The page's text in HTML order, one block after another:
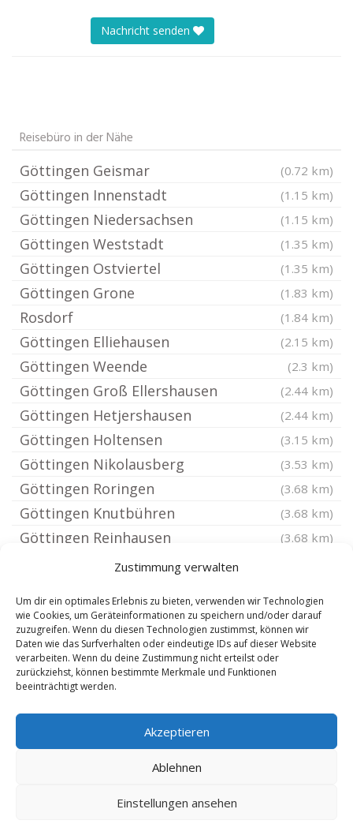
Zustimmung verwalten
Um dir ein optimales Erlebnis zu bieten, verwenden wir Technologien
wie Cookies, um Geräteinformationen zu speichern und/oder darauf
zuzugreifen. Wenn du diesen Technologien zustimmst, können wir
Daten wie das Surfverhalten oder eindeutige IDs auf dieser Website
verarbeiten. Wenn du deine Zustimmung nicht erteilst oder
zurückziehst, können bestimmte Merkmale und Funktionen
beeinträchtigt werden.
Akzeptieren
Ablehnen
Einstellungen ansehen
Nachricht senden
Reisebüro in der Nähe
Göttingen Geismar (0.72 km)
Göttingen Innenstadt (1.15 km)
Göttingen Niedersachsen (1.15 km)
Göttingen Weststadt (1.35 km)
Göttingen Ostviertel (1.35 km)
Göttingen Grone (1.83 km)
Rosdorf (1.84 km)
Göttingen Elliehausen (2.15 km)
Göttingen Weende (2.3 km)
Göttingen Groß Ellershausen (2.44 km)
Göttingen Hetjershausen (2.44 km)
Göttingen Holtensen (3.15 km)
Göttingen Nikolausberg (3.53 km)
Göttingen Roringen (3.68 km)
Göttingen Knutbühren (3.68 km)
Göttingen Reinhausen (3.68 km)
Waake Kreis Göttingen (5.52 km)
Jühnde (6.7 km)
Friedland Kreis Göttingen
Landolfshausen
Dransfeld
Rohrberg bei Heilbad Heiligenstadt
Copyright 2024-2025 by de-reisebuero.de |